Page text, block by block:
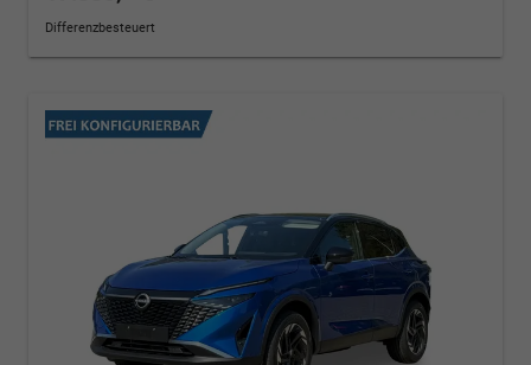
Differenzbesteuert